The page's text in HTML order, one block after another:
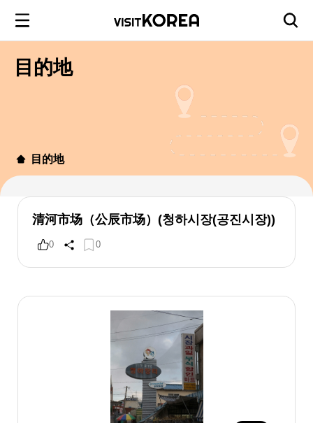
目的地
目的地
清河市场（公辰市场）(청하시장(공진시장))
0 0